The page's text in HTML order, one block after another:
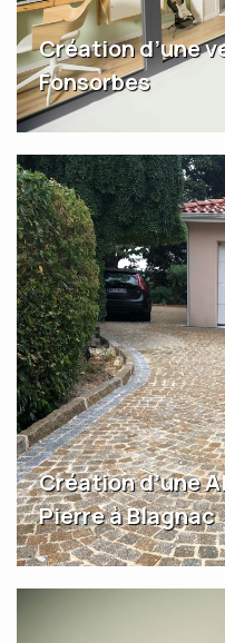
Création d’une
Fonsorbes
Création d’une
Pierre à Blagnac